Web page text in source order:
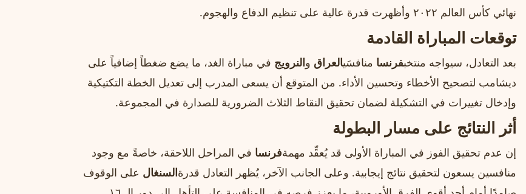
نهائي كأس العالم ٢٠٢٢ وأظهرت قدرة عالية على تنظيم الدفاع والهجوم.
توقعات المباراة القادمة
بعد التعادل، سيواجه منتخبفرنسا منافسَيالعراق والنرويج في مباراة الغد، ما يضع ضغطاً إضافياً على
ديشامب لتصحيح الأخطاء وتحسين الأداء. من المتوقع أن يسعى المدرب إلى تعديل الخطة التكتيكية
وإدخال تغييرات في التشكيلة لضمان تحقيق النقاط الثلاث الضرورية للصدارة في المجموعة.
أثر النتائج على مسار البطولة
إن عدم تحقيق الفوز في المباراة الأولى قد يُعقِّد مهمةفرنسا في المراحل اللاحقة، خاصةً مع وجود
منافسين يسعون لتحقيق نتائج إيجابية. وعلى الجانب الآخر، يُظهر التعادل قدرةالسنغال على الوقوف